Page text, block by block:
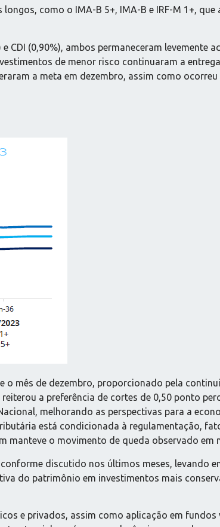
como o IMA-B 5+, IMA-B e IRF-M 1+, que
(0,90%), ambos permaneceram levemente
de menor risco continuaram a
a meta em dezembro, assim como ocorreu
mês de dezembro, proporcionado pela
a preferência de cortes de 0,50 ponto
melhorando as perspectivas para a
está condicionada à regulamentação,
manteve o movimento de queda observado em
discutido nos últimos meses, levando
do patrimônio em investimentos mais
e privados, assim como aplicação em fundos